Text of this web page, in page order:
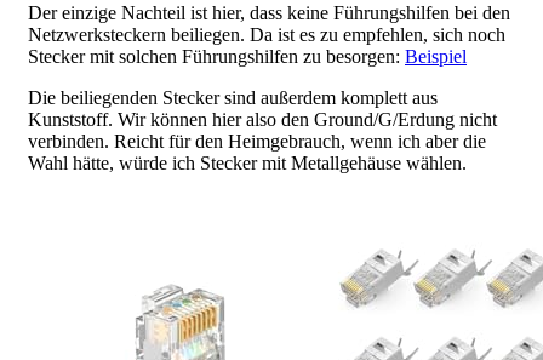
Der einzige Nachteil ist hier, dass keine Führungshilfen bei den
Netzwerksteckern beiliegen. Da ist es zu empfehlen, sich noch
Stecker mit solchen Führungshilfen zu besorgen: Beispiel
Die beiliegenden Stecker sind außerdem komplett aus
Kunststoff. Wir können hier also den Ground/G/Erdung nicht
verbinden. Reicht für den Heimgebrauch, wenn ich aber die
Wahl hätte, würde ich Stecker mit Metallgehäuse wählen.